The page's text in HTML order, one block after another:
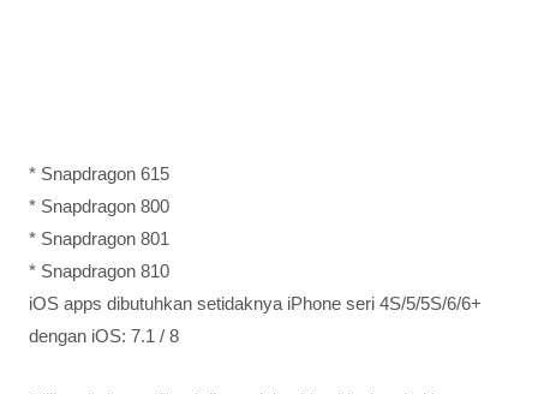
* Snapdragon 615
* Snapdragon 800
* Snapdragon 801
* Snapdragon 810
iOS apps dibutuhkan setidaknya iPhone seri 4S/5/5S/6/6+
dengan iOS: 7.1 / 8